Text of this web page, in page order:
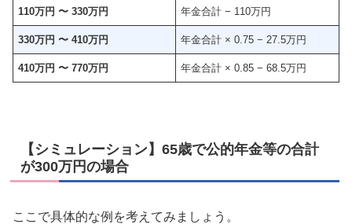
110万円 〜 330万円 年金合計 − 110万円
330万円 〜 410万円 年金合計 × 0.75 − 27.5万円
410万円 〜 770万円 年金合計 × 0.85 − 68.5万円
【シミュレーション】65歳で公的年金等の合計
が300万円の場合
ここで具体的な例を考えてみましょう。